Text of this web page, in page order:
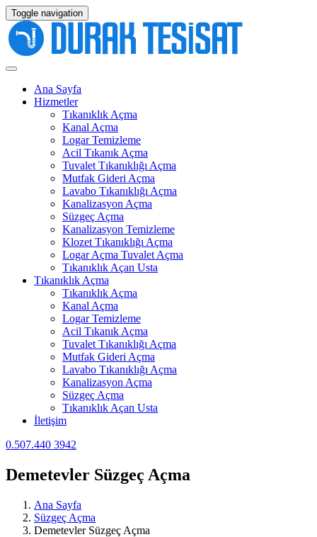
Toggle navigation
Ana Sayfa
Hizmetler
Tıkanıklık Açma
Kanal Açma
Logar Temizleme
Acil Tıkanık Açma
Tuvalet Tıkanıklığı Açma
Mutfak Gideri Açma
Lavabo Tıkanıklığı Açma
Kanalizasyon Açma
Süzgeç Açma
Kanalizasyon Temizleme
Klozet Tıkanıklığı Açma
Logar Açma Tuvalet Açma
Tıkanıklık Açan Usta
Tıkanıklık Açma
Tıkanıklık Açma
Kanal Açma
Logar Temizleme
Acil Tıkanık Açma
Tuvalet Tıkanıklığı Açma
Mutfak Gideri Açma
Lavabo Tıkanıklığı Açma
Kanalizasyon Açma
Süzgeç Açma
Tıkanıklık Açan Usta
İletişim
0.507.440 3942
Demetevler Süzgeç Açma
Ana Sayfa
Süzgeç Açma
Demetevler Süzgeç Açma